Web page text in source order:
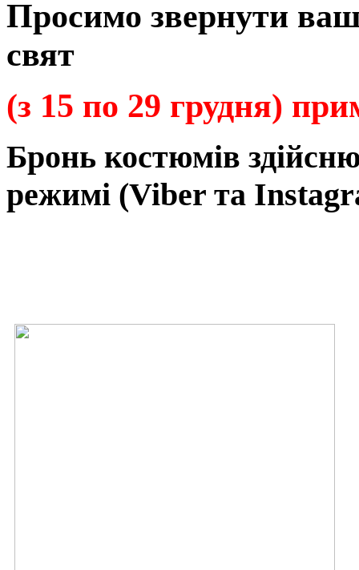
Просимо звернути
свят
(з 15 по 29 грудня)
Бронь костюмів
режимі (Viber та